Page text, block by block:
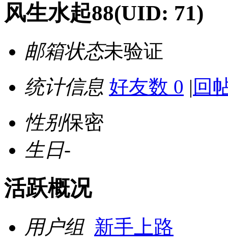
风生水起88(UID: 71)
邮箱状态未验证
统计信息 好友数 0 | 回
性别保密
生日-
活跃概况
用户组 新手上路